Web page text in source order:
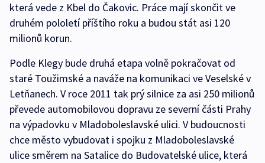
která vede z Kbel do Čakovic. Práce mají skončit ve
druhém pololetí příštího roku a budou stát asi 120
milionů korun.
Podle Klegy bude druhá etapa volně pokračovat od
staré Toužimské a naváže na komunikaci ve Veselské v
Letňanech. V roce 2011 tak prý silnice za asi 250 milionů
převede automobilovou dopravu ze severní části Prahy
na výpadovku v Mladoboleslavské ulici. V budoucnosti
chce město vybudovat i spojku z Mladoboleslavské
ulice směrem na Satalice do Budovatelské ulice, která